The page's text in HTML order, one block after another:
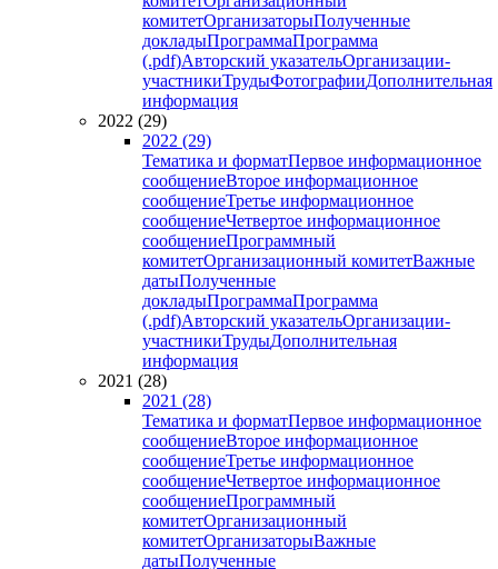
комитетОрганизаторыПолученные
докладыПрограммаПрограмма
(.pdf)Авторский указательОрганизации-
участникиТрудыФотографииДополнительная
информация
2022 (29)
2022 (29)
Тематика и форматПервое информационное
сообщениеВторое информационное
сообщениеТретье информационное
сообщениеЧетвертое информационное
сообщениеПрограммный
комитетОрганизационный комитетВажные
датыПолученные
докладыПрограммаПрограмма
(.pdf)Авторский указательОрганизации-
участникиТрудыДополнительная
информация
2021 (28)
2021 (28)
Тематика и форматПервое информационное
сообщениеВторое информационное
сообщениеТретье информационное
сообщениеЧетвертое информационное
сообщениеПрограммный
комитетОрганизационный
комитетОрганизаторыВажные
датыПолученные